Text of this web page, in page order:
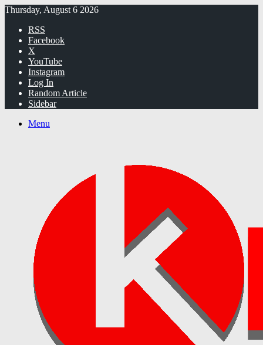
Thursday, August 6 2026
RSS
Facebook
X
YouTube
Instagram
Log In
Random Article
Sidebar
Menu